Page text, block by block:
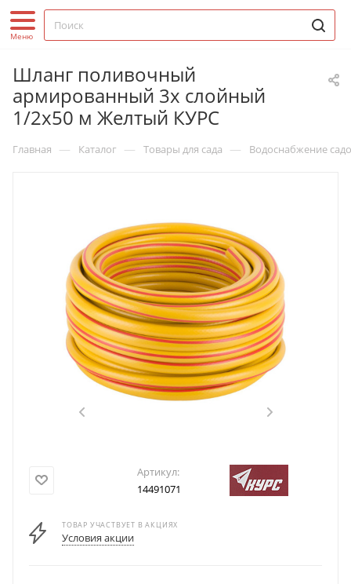
Шланг поливочный
армированный 3х слойный
1/2х50 м Желтый КУРС
Главная — Каталог — Товары для сада — Водоснабжение
Артикул:
14491071
ТОВАР УЧАСТВУЕТ В АКЦИЯХ
Условия акции